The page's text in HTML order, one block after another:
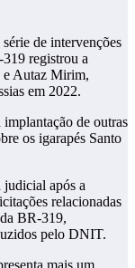
de intervenções
registrou a
e Autaz Mirim,
em 2022.
de outras
os igarapés Santo
judicial após a
relacionadas
BR-319,
pelo DNIT.
mais um